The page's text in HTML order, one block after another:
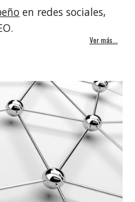
en redes sociales,
Ver más...